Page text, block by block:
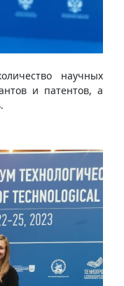
научных
и патентов, а